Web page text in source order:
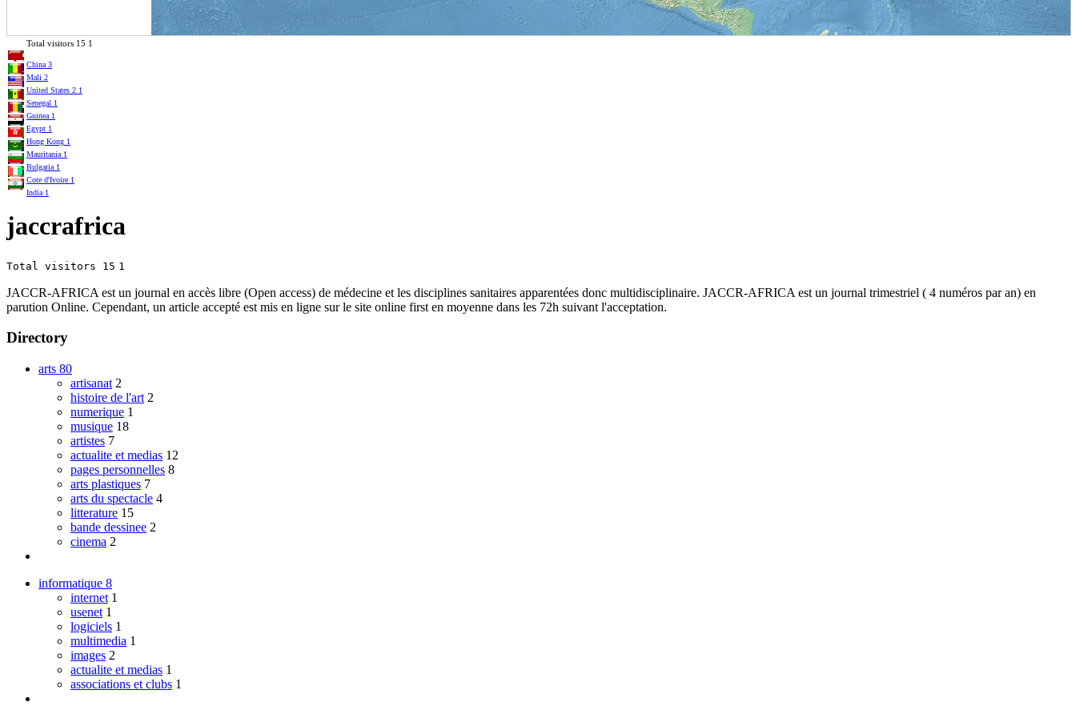
Total visitors 15 1
China 3
Mali 2
United States 2 1
Senegal 1
Guinea 1
Egypt 1
Hong Kong 1
Mauritania 1
Bulgaria 1
Cote d'Ivoire 1
India 1
jaccrafrica
Total visitors 15 1
JACCR-AFRICA est un journal en accès libre (Open access) de médecine et les disciplines sanitaires apparentées donc multidisciplinaire. JACCR-AFRICA est un journal trimestriel ( 4 numéros par an) en
parution Online. Cependant, un article accepté est mis en ligne sur le site online first en moyenne dans les 72h suivant l'acceptation.
Directory
arts 80
artisanat 2
histoire de l'art 2
numerique 1
musique 18
artistes 7
actualite et medias 12
pages personnelles 8
arts plastiques 7
arts du spectacle 4
litterature 15
bande dessinee 2
cinema 2
informatique 8
internet 1
usenet 1
logiciels 1
multimedia 1
images 2
actualite et medias 1
associations et clubs 1